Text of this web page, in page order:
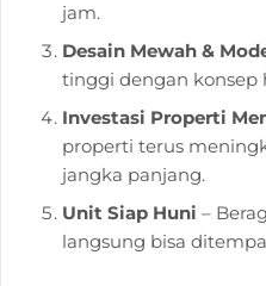
jam.
Desain Mewah &
tinggi dengan konsep
Investasi Properti
properti terus
jangka panjang.
Unit Siap Huni –
langsung bisa